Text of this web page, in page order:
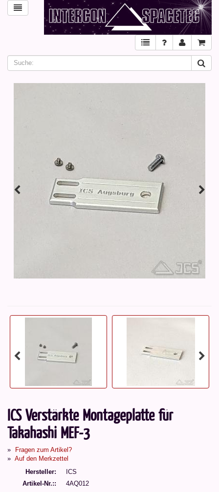
ICS Verstärkte Montageplatte für
Takahashi MEF-3
Fragen zum Artikel?
Auf den Merkzettel
Hersteller
ICS
Artikel-Nr.:
4AQ012